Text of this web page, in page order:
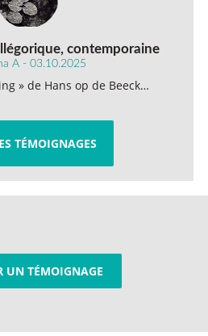
contemporaine
A - 03.10.2025
» de Hans op de Beeck…
TÉMOIGNAGES
UN TÉMOIGNAGE